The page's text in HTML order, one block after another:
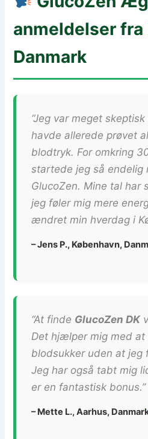
anmeldelser fra
Danmark
“Jeg var meget
havde allerede prøvet
blodtryk. For omkring
startede jeg så endelig
GlucoZen. Mine tal har
jeg føler mig mere
ændret min hverdag i
– Jens P., København,
“At finde GlucoZen DK
Det hjælper mig med at
blodsukker uden at jeg
Jeg har også tabt mig
er en fantastisk bonus.”
– Mette L., Aarhus,